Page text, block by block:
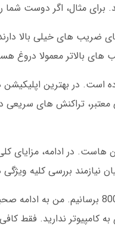
برای مثال، اگر دوست
ضریب های خیلی بالا
معتبر، تراکنش های
در ادامه، مزایای
نیازمند بررسی کلیه
در این بخش، باید تعداد کلمات را
کامپیوتر ندارید. فقط